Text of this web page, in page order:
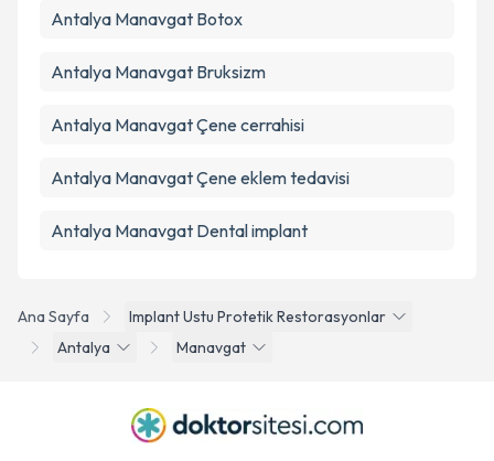
Ana Sayfa
Implant Ustu Protetik Restorasyonlar
Antalya
Manavgat
Antalya Manavgat Botox
Antalya Manavgat Bruksizm
Antalya Manavgat Çene cerrahisi
Antalya Manavgat Çene eklem tedavisi
Antalya Manavgat Dental implant